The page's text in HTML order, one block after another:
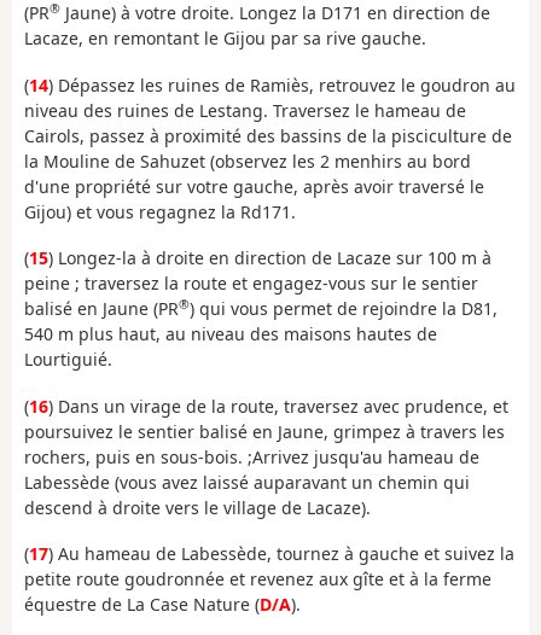
(PR® Jaune) à votre droite. Longez la D171 en direction de
Lacaze, en remontant le Gijou par sa rive gauche.
(14) Dépassez les ruines de Ramiès, retrouvez le goudron au
niveau des ruines de Lestang. Traversez le hameau de
Cairols, passez à proximité des bassins de la pisciculture de
la Mouline de Sahuzet (observez les 2 menhirs au bord
d'une propriété sur votre gauche, après avoir traversé le
Gijou) et vous regagnez la Rd171.
(15) Longez-la à droite en direction de Lacaze sur 100 m à
peine ; traversez la route et engagez-vous sur le sentier
balisé en Jaune (PR®) qui vous permet de rejoindre la D81,
540 m plus haut, au niveau des maisons hautes de
Lourtiguié.
(16) Dans un virage de la route, traversez avec prudence, et
poursuivez le sentier balisé en Jaune, grimpez à travers les
rochers, puis en sous-bois. ;Arrivez jusqu'au hameau de
Labessède (vous avez laissé auparavant un chemin qui
descend à droite vers le village de Lacaze).
(17) Au hameau de Labessède, tournez à gauche et suivez la
petite route goudronnée et revenez aux gîte et à la ferme
équestre de La Case Nature (D/A).